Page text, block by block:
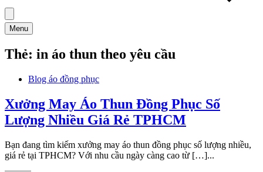
Menu
Thẻ: in áo thun theo yêu cầu
Blog áo đồng phục
Xưởng May Áo Thun Đồng Phục Số
Lượng Nhiều Giá Rẻ TPHCM
Bạn đang tìm kiếm xưởng may áo thun đồng phục số lượng nhiều,
giá rẻ tại TPHCM? Với nhu cầu ngày càng cao từ […]...